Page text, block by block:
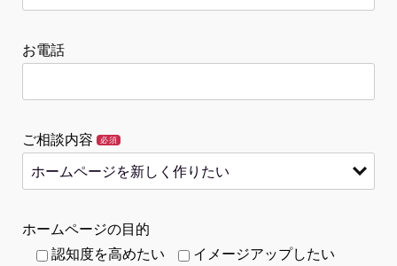
お電話
ご相談内容 必須
ホームページの目的
認知度を高めたい
イメージアップしたい